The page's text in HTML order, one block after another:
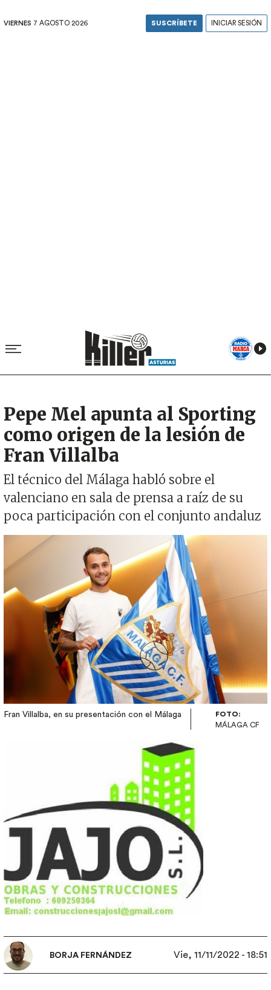
VIERNES 7 AGOSTO 2026 SUSCRÍBETE INICIAR SESIÓN
Pepe Mel apunta al Sporting
como origen de la lesión de
Fran Villalba
El técnico del Málaga habló sobre el
valenciano en sala de prensa a raíz de su
poca participación con el conjunto andaluz
Fran Villalba, en su presentación con el Málaga
FOTO:
MÁLAGA CF
BORJA FERNÁNDEZ Vie, 11/11/2022 - 18:51